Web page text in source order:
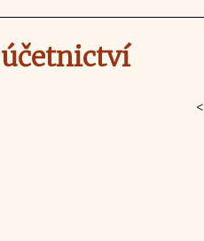
účetnictví
<